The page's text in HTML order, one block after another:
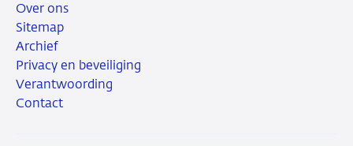
Over ons
Sitemap
Archief
Privacy en beveiliging
Verantwoording
Contact